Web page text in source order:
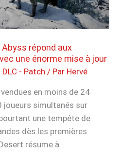
répond aux
une énorme mise à jour
- Patch / Par Hervé
en moins de 24
joueurs simultanés sur
une tempête de
dès les premières
résume à